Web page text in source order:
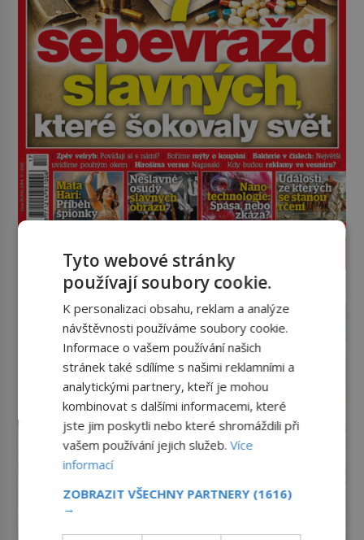
PROLISTOVAT ČASOPIS
reklama
Tyto webové stránky
používají soubory cookie.
K personalizaci obsahu, reklam a analýze
návštěvnosti používáme soubory cookie.
Informace o vašem používání našich
stránek také sdílíme s našimi reklamními a
analytickými partnery, kteří je mohou
kombinovat s dalšími informacemi, které
jste jim poskytli nebo které shromáždili při
vašem používání jejich služeb.Více
informací
ZOBRAZIT VŠECHNY PARTNERY (1616)
→